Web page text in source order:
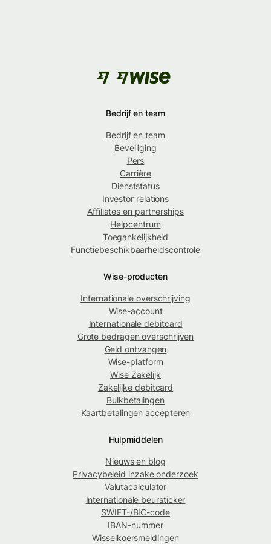
Bedrijf en team
Bedrijf en team
Beveiliging
Pers
Carrière
Dienststatus
Investor relations
Affiliates en partnerships
Helpcentrum
Toegankelijkheid
Functiebeschikbaarheidscontrole
Wise-producten
Internationale overschrijving
Wise-account
Internationale debitcard
Grote bedragen overschrijven
Geld ontvangen
Wise-platform
Wise Zakelijk
Zakelijke debitcard
Bulkbetalingen
Kaartbetalingen accepteren
Hulpmiddelen
Nieuws en blog
Privacybeleid inzake onderzoek
Valutacalculator
Internationale beursticker
SWIFT-/BIC-code
IBAN-nummer
Wisselkoersmeldingen